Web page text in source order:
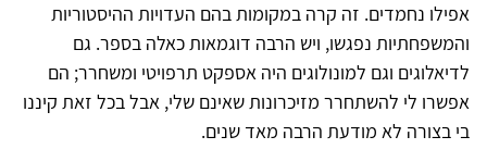
אפילו נחמדים. זה קרה במקומות בהם העדויות ההיסטוריות
והמשפחתיות נפגשו, ויש הרבה דוגמאות כאלה בספר. גם
לדיאלוגים וגם למונולוגים היה אספקט תרפויטי ומשחרר; הם
אפשרו לי להשתחרר מזיכרונות שאינם שלי, אבל בכל זאת קיננו
בי בצורה לא מודעת הרבה מאד שנים.